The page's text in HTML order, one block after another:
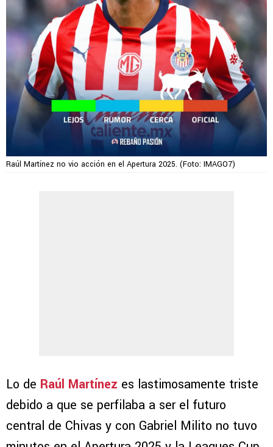
Raúl Martínez no vio acción en el Apertura 2025. (Foto: IMAGO7)
Lo de Raúl Martínez es lastimosamente triste
debido a que se perfilaba a ser el futuro
central de Chivas y con Gabriel Milito no tuvo